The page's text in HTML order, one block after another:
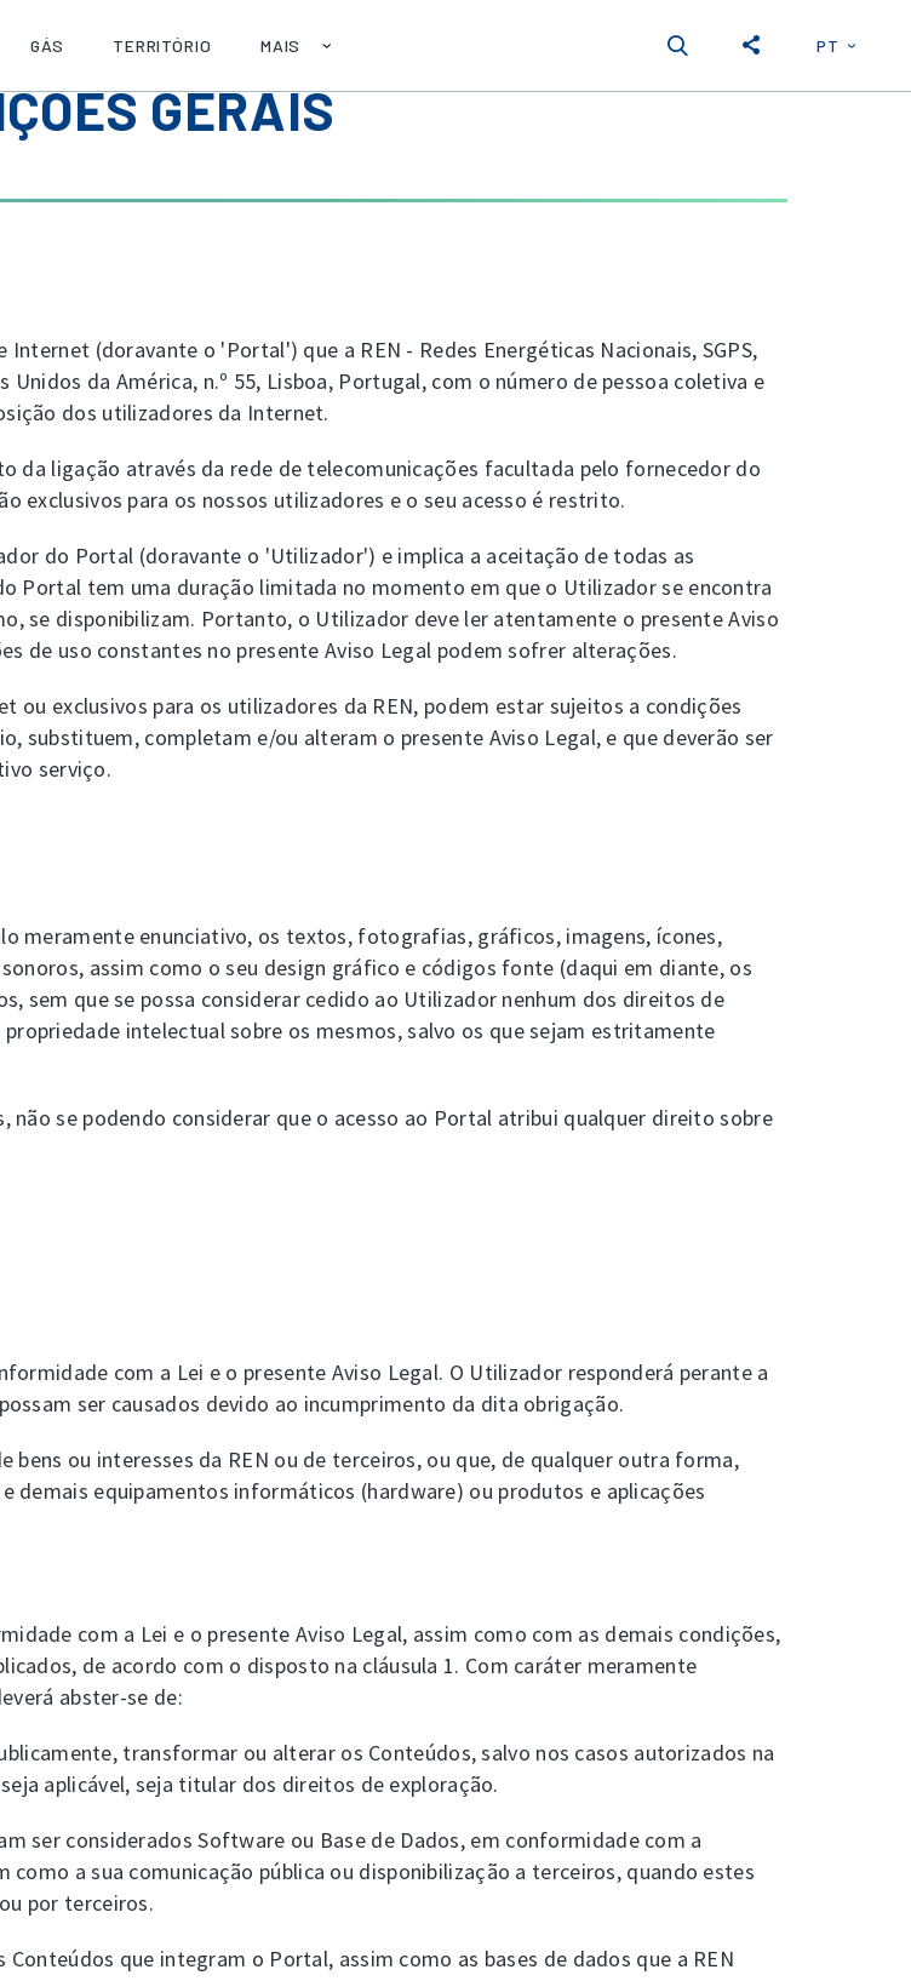
GÁS TERRITÓRIO MAIS
SOBRE
PT
GERAIS
(doravante o 'Portal') que a REN - Redes Energéticas Nacionais, SGPS,
da América, n.º 55, Lisboa, Portugal, com o número de pessoa coletiva e
dos utilizadores da Internet.
da ligação através da rede de telecomunicações facultada pelo fornecedor do
exclusivos para os nossos utilizadores e o seu acesso é restrito.
do Portal (doravante o 'Utilizador') e implica a aceitação de todas as
Portal tem uma duração limitada no momento em que o Utilizador se encontra
se disponibilizam. Portanto, o Utilizador deve ler atentamente o presente Aviso
de uso constantes no presente Aviso Legal podem sofrer alterações.
exclusivos para os utilizadores da REN, podem estar sujeitos a condições
substituem, completam e/ou alteram o presente Aviso Legal, e que deverão ser
serviço.
meramente enunciativo, os textos, fotografias, gráficos, imagens, ícones,
assim como o seu design gráfico e códigos fonte (daqui em diante, os
sem que se possa considerar cedido ao Utilizador nenhum dos direitos de
intelectual sobre os mesmos, salvo os que sejam estritamente
se podendo considerar que o acesso ao Portal atribui qualquer direito sobre
com a Lei e o presente Aviso Legal. O Utilizador responderá perante a
ser causados devido ao incumprimento da dita obrigação.
ou interesses da REN ou de terceiros, ou que, de qualquer outra forma,
demais equipamentos informáticos (hardware) ou produtos e aplicações
com a Lei e o presente Aviso Legal, assim como com as demais condições,
de acordo com o disposto na cláusula 1. Com caráter meramente
abster-se de:
transformar ou alterar os Conteúdos, salvo nos casos autorizados na
aplicável, seja titular dos direitos de exploração.
ser considerados Software ou Base de Dados, em conformidade com a
a sua comunicação pública ou disponibilização a terceiros, quando estes
por terceiros.
que integram o Portal, assim como as bases de dados que a REN